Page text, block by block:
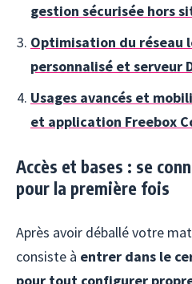
gestion sécurisée hors
Optimisation du réseau
personnalisé et serveur
Usages avancés et
et application Freebox
Accès et bases : se
pour la première fois
Après avoir déballé votre
consiste à entrer dans le
pour tout configurer